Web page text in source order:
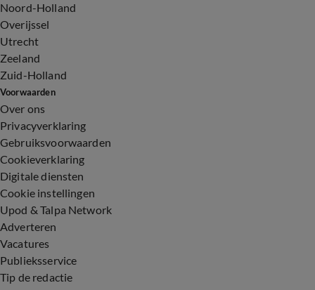
Noord-Holland
Overijssel
Utrecht
Zeeland
Zuid-Holland
Voorwaarden
Over ons
Privacyverklaring
Gebruiksvoorwaarden
Cookieverklaring
Digitale diensten
Cookie instellingen
Upod & Talpa Network
Adverteren
Vacatures
Publieksservice
Tip de redactie